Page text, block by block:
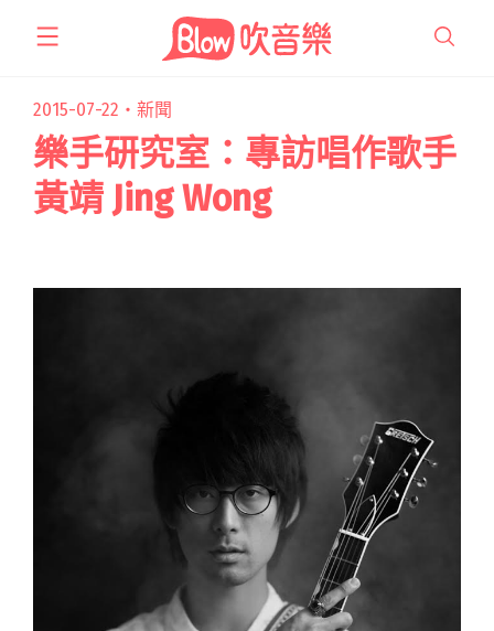
2015-07-22・ 新聞
樂手研究室：專訪唱作歌手
黃靖 Jing Wong